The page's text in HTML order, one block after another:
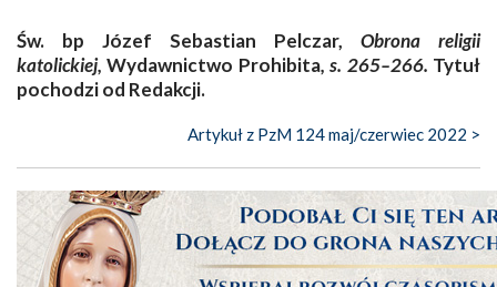
Św. bp Józef Sebastian Pelczar, Obrona religii
katolickiej,Wydawnictwo Prohibita, s. 265–266. Tytuł
pochodzi od Redakcji.
Artykuł z PzM 124 maj/czerwiec 2022 >